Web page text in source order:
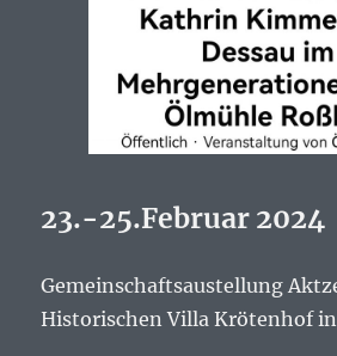
23.-25.Februar 2024
Gemeinschaftsaustellung
Historischen Villa Krötenhof in